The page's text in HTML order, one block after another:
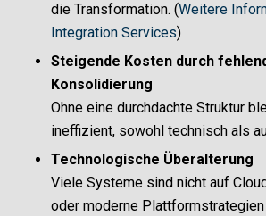
die Transformation. (Weitere
Integration Services)
Steigende Kosten durch
Konsolidierung
Ohne eine durchdachte Struktur
ineffizient, sowohl technisch als
Technologische Überalterung
Viele Systeme sind nicht auf
oder moderne